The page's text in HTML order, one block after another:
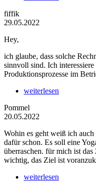
fiffik
29.05.2022
Hey,
ich glaube, dass solche
sinnvoll sind. Ich
Produktionsprozesse im
weiterlesen
Pommel
20.05.2022
Wohin es geht weiß ich
dafür schon. Es soll eine
überraschen. für mich ist das
wichtig, das Ziel ist
weiterlesen